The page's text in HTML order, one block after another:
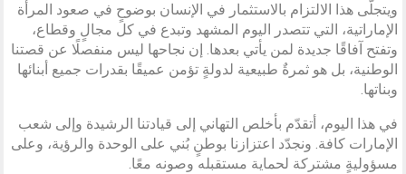
ويتجلّى هذا الالتزام بالاستثمار في الإنسان بوضوحٍ في صعود المرأة
الإماراتية، التي تتصدر اليوم المشهد وتبدع في كل مجالٍ وقطاع،
وتفتح آفاقًا جديدة لمن يأتي بعدها. إن نجاحها ليس منفصلًا عن قصتنا
الوطنية، بل هو ثمرةٌ طبيعية لدولةٍ تؤمن عميقًا بقدرات جميع أبنائها
وبناتها.
في هذا اليوم، أتقدّم بأخلص التهاني إلى قيادتنا الرشيدة وإلى شعب
الإمارات كافة. ونجدّد اعتزازنا بوطنٍ بُني على الوحدة والرؤية، وعلى
مسؤوليةٍ مشتركة لحماية مستقبله وصونه معًا.